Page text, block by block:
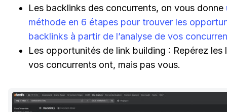
Les backlinks des concurrents, on vous donne
méthode en 6 étapes pour trouver les
backlinks à partir de l’analyse de vos
Les opportunités de link building : Repérez les
vos concurrents ont, mais pas vous.